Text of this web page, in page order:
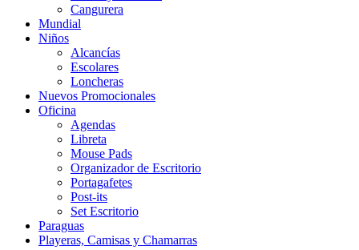
Cangurera
Mundial
Niños
Alcancías
Escolares
Loncheras
Nuevos Promocionales
Oficina
Agendas
Libreta
Mouse Pads
Organizador de Escritorio
Portagafetes
Post-its
Set Escritorio
Paraguas
Playeras, Camisas y Chamarras